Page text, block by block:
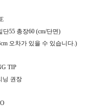
단55 총장60 (cm/단면)
오차가 있을 수 있습니다.)
TIP
닝 권장